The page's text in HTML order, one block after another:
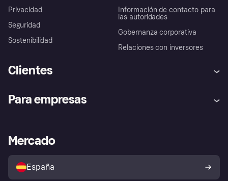
Privacidad
Seguridad
Sostenibilidad
Información de contacto para
las autoridades
Gobernanza corporativa
Relaciones con inversores
Clientes
Inicio de sesión
Directorio de tiendas
Política de protección al
comprador de Klarna
Reclamaciones
Para empresas
Acceso empresas
Mercado
España